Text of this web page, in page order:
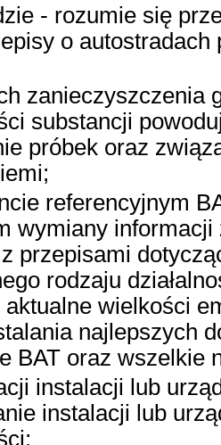
- rozumie się
o autostradach
zanieczyszczenia
substancji
próbek oraz
referencyjnym
wymiany
przepisami
rodzaju
aktualne wielkości
najlepszych
BAT oraz wszelkie
instalacji lub
instalacji lub